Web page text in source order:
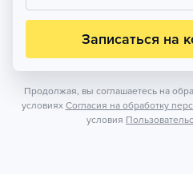
Записаться на
Продолжая, вы соглашаетесь на
условиях Согласия на обработку
условия